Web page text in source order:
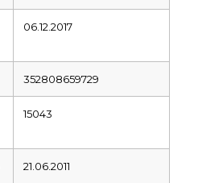
06.12.2017
352808659729
15043
21.06.2011